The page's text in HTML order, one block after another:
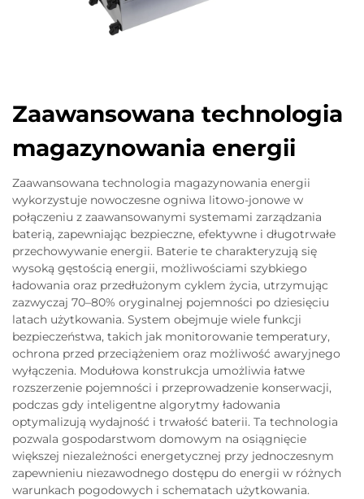
Zaawansowana technologia
magazynowania energii
Zaawansowana technologia magazynowania energii
wykorzystuje nowoczesne ogniwa litowo-jonowe w
połączeniu z zaawansowanymi systemami zarządzania
baterią, zapewniając bezpieczne, efektywne i długotrwałe
przechowywanie energii. Baterie te charakteryzują się
wysoką gęstością energii, możliwościami szybkiego
ładowania oraz przedłużonym cyklem życia, utrzymując
zazwyczaj 70–80% oryginalnej pojemności po dziesięciu
latach użytkowania. System obejmuje wiele funkcji
bezpieczeństwa, takich jak monitorowanie temperatury,
ochrona przed przeciążeniem oraz możliwość awaryjnego
wyłączenia. Modułowa konstrukcja umożliwia łatwe
rozszerzenie pojemności i przeprowadzenie konserwacji,
podczas gdy inteligentne algorytmy ładowania
optymalizują wydajność i trwałość baterii. Ta technologia
pozwala gospodarstwom domowym na osiągnięcie
większej niezależności energetycznej przy jednoczesnym
zapewnieniu niezawodnego dostępu do energii w różnych
warunkach pogodowych i schematach użytkowania.